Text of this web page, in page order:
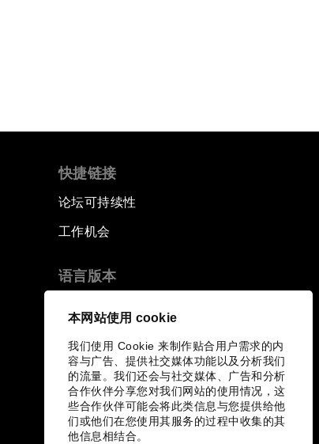
本网站使用 cookie
我们使用 Cookie 来制作贴合用户需求的内
容与广告、提供社交媒体功能以及分析我们
的流量。我们还会与社交媒体、广告和分析
合作伙伴分享您对我们网站的使用情况，这
些合作伙伴可能会将此类信息与您提供给他
们或他们在您使用其服务的过程中收集的其
他信息相结合。
快捷链接
论坛可持续性
工作机会
语言版本